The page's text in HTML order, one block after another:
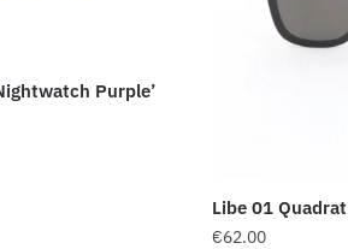
Purple’
Libe 01
€62.00